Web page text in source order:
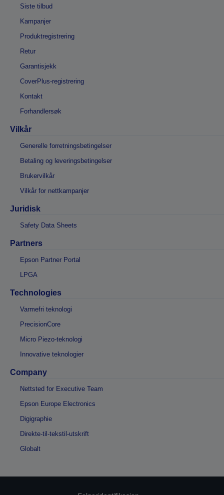
Siste tilbud
Kampanjer
Produktregistrering
Retur
Garantisjekk
CoverPlus-registrering
Kontakt
Forhandlersøk
Vilkår
Generelle forretningsbetingelser
Betaling og leveringsbetingelser
Brukervilkår
Vilkår for nettkampanjer
Juridisk
Safety Data Sheets
Partners
Epson Partner Portal
LPGA
Technologies
Varmefri teknologi
PrecisionCore
Micro Piezo-teknologi
Innovative teknologier
Company
Nettsted for Executive Team
Epson Europe Electronics
Digigraphie
Direkte-til-tekstil-utskrift
Globalt